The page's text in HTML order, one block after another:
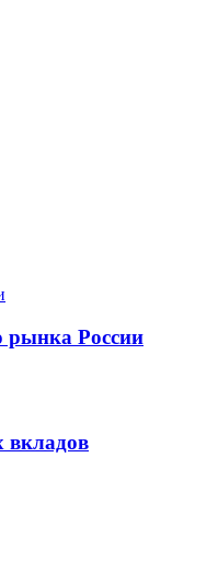
рынка России
вкладов